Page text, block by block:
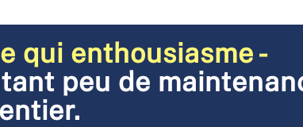
qui enthousiasme -
peu de